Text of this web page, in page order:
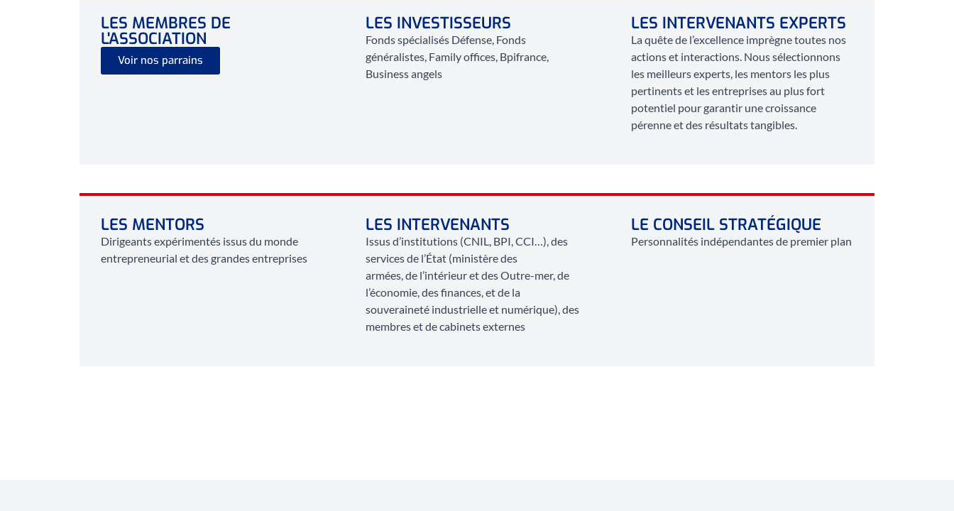
LES MEMBRES DE
L'ASSOCIATION
Voir nos parrains
LES INVESTISSEURS
Fonds spécialisés Défense, Fonds
généralistes, Family offices, Bpifrance,
Business angels
LES INTERVENANTS EXPERTS
La quête de l’excellence imprègne toutes nos
actions et interactions. Nous sélectionnons
les meilleurs experts, les mentors les plus
pertinents et les entreprises au plus fort
potentiel pour garantir une croissance
pérenne et des résultats tangibles.
LES MENTORS
Dirigeants expérimentés issus du monde
entrepreneurial et des grandes entreprises
LES INTERVENANTS
Issus d’institutions (CNIL, BPI, CCI…), des
services de l’État (ministère des
armées, de l’intérieur et des Outre-mer, de
l’économie, des finances, et de la
souveraineté industrielle et numérique), des
membres et de cabinets externes
LE CONSEIL STRATÉGIQUE
Personnalités indépendantes de premier plan